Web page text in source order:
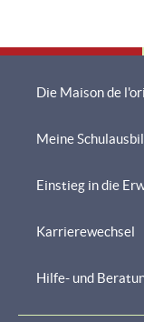
Die Maison de
Meine
Einstieg in die
Karrierewechsel
Hilfe- und